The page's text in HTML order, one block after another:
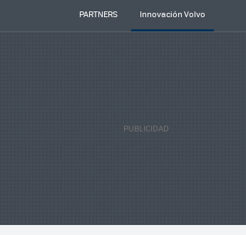
PARTNERS Innovación Volvo